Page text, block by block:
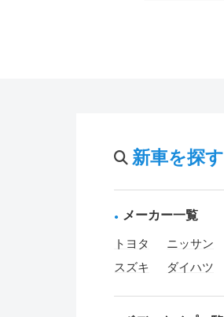
新車を探す
メーカー一覧
トヨタ ニッサン
スズキ
ダイハツ